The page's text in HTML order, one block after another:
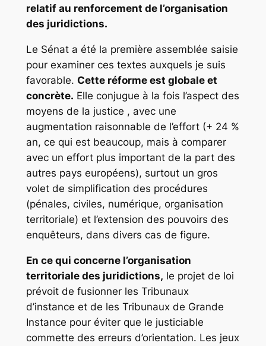
relatif au renforcement de l’organisation
des juridictions.
Le Sénat a été la première assemblée saisie
pour examiner ces textes auxquels je suis
favorable. Cette réforme est globale et
concrète. Elle conjugue à la fois l’aspect des
moyens de la justice , avec une
augmentation raisonnable de l’effort (+ 24 %
an, ce qui est beaucoup, mais à comparer
avec un effort plus important de la part des
autres pays européens), surtout un gros
volet de simplification des procédures
(pénales, civiles, numérique, organisation
territoriale) et l’extension des pouvoirs des
enquêteurs, dans divers cas de figure.
En ce qui concerne l’organisation
territoriale des juridictions, le projet de loi
prévoit de fusionner les Tribunaux
d’instance et de les Tribunaux de Grande
Instance pour éviter que le justiciable
commette des erreurs d’orientation. Les jeux